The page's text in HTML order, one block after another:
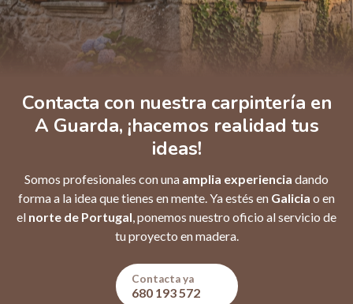
Contacta con nuestra carpintería en
A Guarda, ¡hacemos realidad tus
ideas!
Somos profesionales con una amplia experiencia dando
forma a la idea que tienes en mente. Ya estés en Galicia o en
el norte de Portugal, ponemos nuestro oficio al servicio de
tu proyecto en madera.
Contacta ya
680 193 572